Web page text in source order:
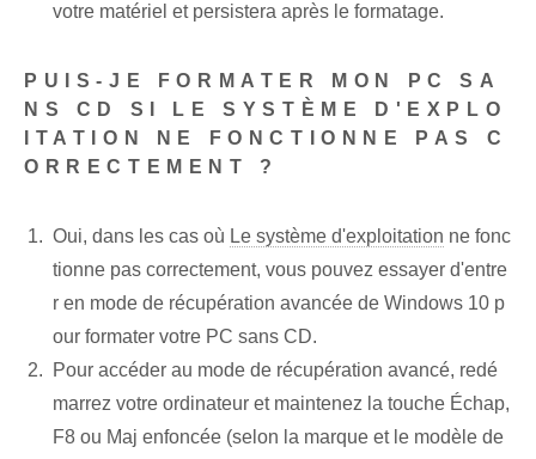
votre matériel et persistera après le formatage.
PUIS-JE FORMATER MON PC SA
NS CD SI LE SYSTÈME D'EXPLO
ITATION NE FONCTIONNE PAS C
ORRECTEMENT ?
Oui, dans les cas où Le système d'exploitation ne fonc
tionne pas correctement, vous pouvez essayer d'entre
r en mode de récupération avancée de Windows 10 p
our formater votre PC sans CD.
Pour accéder au mode de récupération avancé, redé
marrez votre ordinateur et maintenez la touche Échap,
F8 ou Maj enfoncée (selon la marque et le modèle de